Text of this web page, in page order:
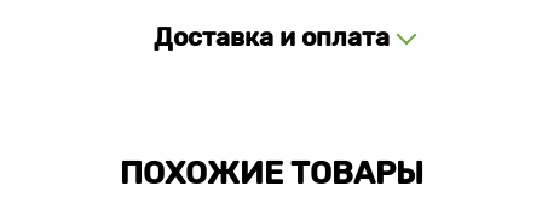
Доставка и оплата
ПОХОЖИЕ ТОВАРЫ